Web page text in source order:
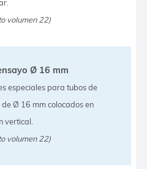
volumen 22)
Ø 16 mm
especiales para tubos de
de Ø 16 mm colocados en
vertical.
volumen 22)